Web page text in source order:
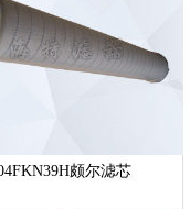
颇尔滤芯